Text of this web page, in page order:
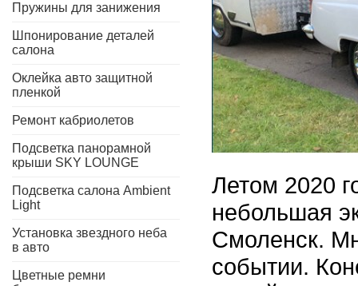
Пружины для занижения
Шпонирование деталей
салона
Оклейка авто защитной
пленкой
Ремонт кабриолетов
Подсветка панорамной
крыши SKY LOUNGE
Подсветка салона Ambient
Light
Установка звездного неба
в авто
Цветные ремни
Летом 2020
небольшая
Смоленск.
событии.